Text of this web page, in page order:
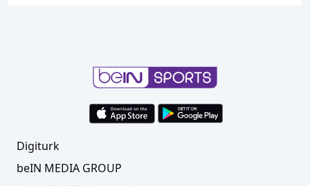
Digiturk
beIN MEDIA GROUP